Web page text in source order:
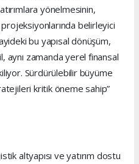
yönelmesinin,
belirleyici
bu yapısal dönüşüm,
aynı zamanda yerel finansal
Sürdürülebilir büyüme
kritik öneme sahip”
altyapısı ve yatırım dostu